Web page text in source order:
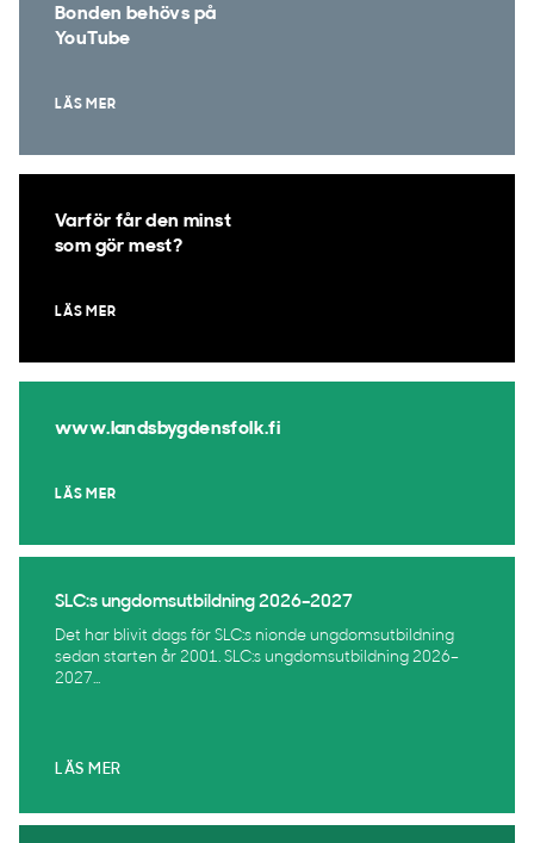
Bonden behövs på
YouTube
LÄS MER
Varför får den minst
som gör mest?
LÄS MER
www.landsbygdensfolk.fi
LÄS MER
SLC:s ungdomsutbildning 2026–2027
Det har blivit dags för SLC:s nionde ungdomsutbildning
sedan starten år 2001. SLC:s ungdomsutbildning 2026–
2027...
LÄS MER